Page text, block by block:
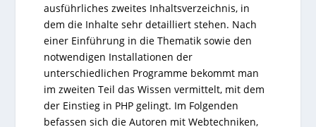
ausführliches zweites Inhaltsverzeichnis, in
dem die Inhalte sehr detailliert stehen. Nach
einer Einführung in die Thematik sowie den
notwendigen Installationen der
unterschiedlichen Programme bekommt man
im zweiten Teil das Wissen vermittelt, mit dem
der Einstieg in PHP gelingt. Im Folgenden
befassen sich die Autoren mit Webtechniken,